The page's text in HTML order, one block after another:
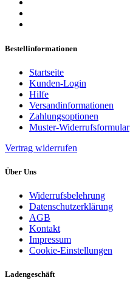
Bestellinformationen
Startseite
Kunden-Login
Hilfe
Versandinformationen
Zahlungsoptionen
Muster-Widerrufsformular
Vertrag widerrufen
Über Uns
Widerrufsbelehrung
Datenschutzerklärung
AGB
Kontakt
Impressum
Cookie-Einstellungen
Ladengeschäft